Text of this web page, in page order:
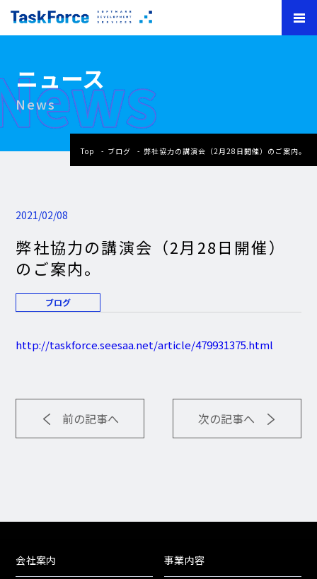
ニュース
News
Top ブログ 弊社協力の講演会（2月28日開催）のご案内。
2021/02/08
弊社協力の講演会（2月28日開催）
のご案内。
ブログ
http://taskforce.seesaa.net/article/479931375.html
前の記事へ 次の記事へ
会社案内 事業内容